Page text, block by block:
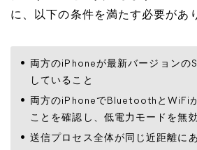
に、以下の条件を満たす必要があ
両方のiPhoneが最新バージョンの
していること
両方のiPhoneでBluetoothとWiFi
ことを確認し、低電力モードを無
送信プロセス全体が同じ近距離に